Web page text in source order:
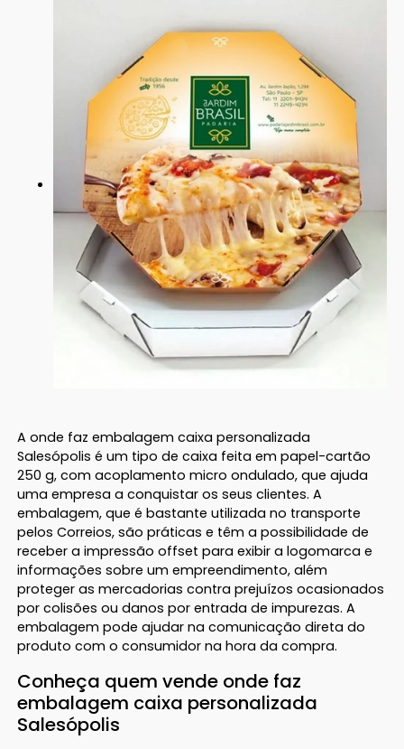
A onde faz embalagem caixa personalizada
Salesópolis é um tipo de caixa feita em papel-cartão
250 g, com acoplamento micro ondulado, que ajuda
uma empresa a conquistar os seus clientes. A
embalagem, que é bastante utilizada no transporte
pelos Correios, são práticas e têm a possibilidade de
receber a impressão offset para exibir a logomarca e
informações sobre um empreendimento, além
proteger as mercadorias contra prejuízos ocasionados
por colisões ou danos por entrada de impurezas. A
embalagem pode ajudar na comunicação direta do
produto com o consumidor na hora da compra.
Conheça quem vende onde faz
embalagem caixa personalizada
Salesópolis